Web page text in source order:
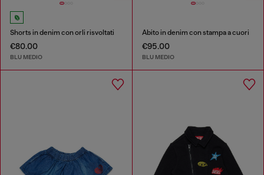
Shorts in denim con orli risvoltati
€80.00
BLU MEDIO
Abito in denim con stampa a cuori
€95.00
BLU MEDIO